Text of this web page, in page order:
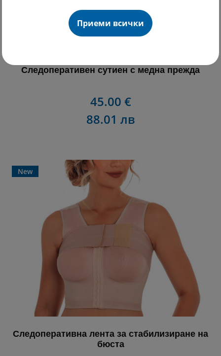
Следоперативен сутиен с медна прежда
45.00 €
88.01 лв
New
Следоперативна лента за стабилизиране на
бюста
Приеми всички